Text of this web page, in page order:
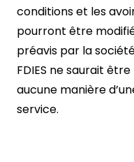
conditions et les
pourront être
préavis par la société
FDIES ne saurait
aucune manière
service.